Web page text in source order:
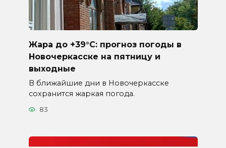
Жара до +39°C: прогноз погоды в
Новочеркасске на пятницу и
выходные
В ближайшие дни в Новочеркасске
сохранится жаркая погода.
83